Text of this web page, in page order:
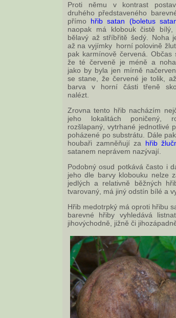
Proti němu v kontrast
druhého představeného
přímo hřib satan (boletus
naopak má klobouk čistě bílý,
bělavý až stříbřitě šedý. Noha
až na vyjímky horní polovině
pak karmínově červená. Občas
že té červeně je méně a noha
jako by byla jen mírně
se stane, že červené je tolik,
barva v horní části třeně
nalézt.
Zrovna tento hřib nacházím
jeho lokalitách poničený,
rozšlapaný, vytrhané jednotlivé
poházené po substrátu. Dále
houbaři zamněňují za hřib
satanem neprávem nazývají.
Podobný osud potkává často i
jeho dle barvy klobouku nelze
jedlých a relativně běžných
tvarovaný, má jiný odstín bílé a
Hřib medotrpký má oproti hřibu
barevné hřiby vyhledává
jihovýchodně, jižně či